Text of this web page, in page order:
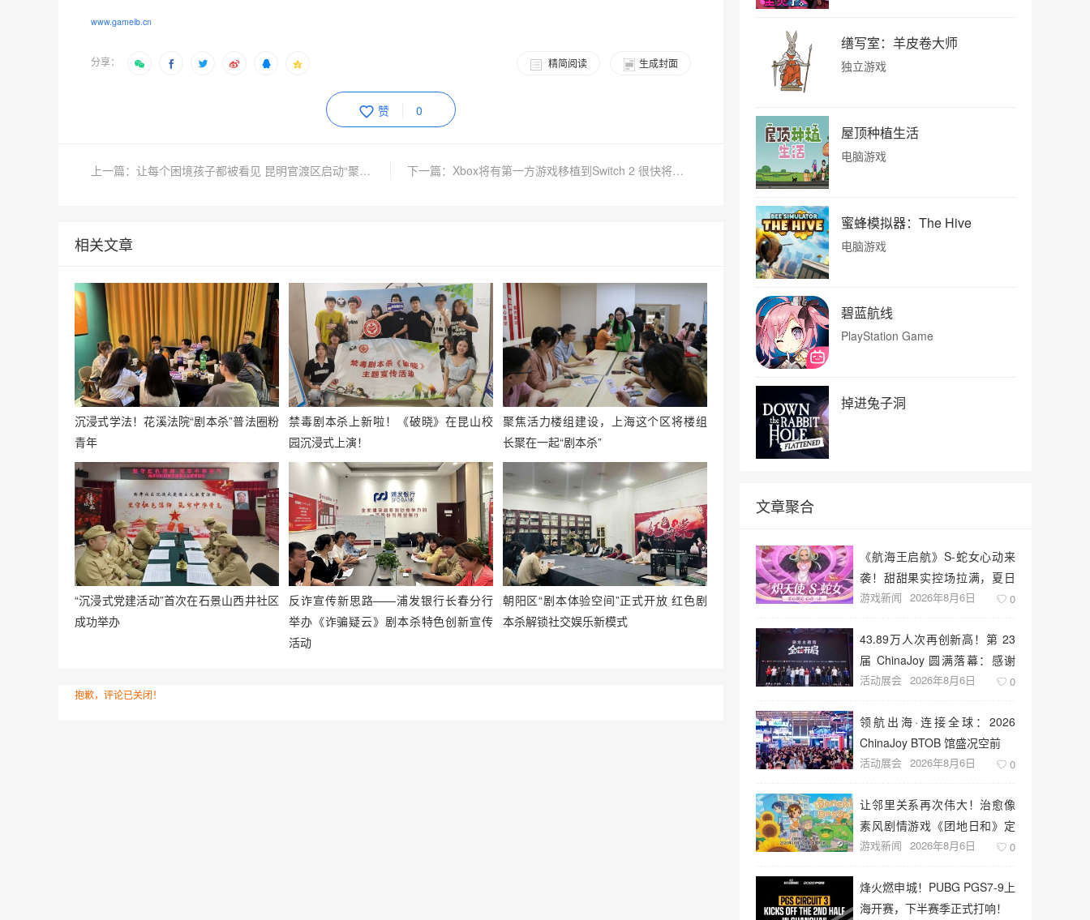
www.gameib.cn
分享： 生成封面
精简阅读
赞 0
上一篇：让每个困境孩子都被看见 昆明官渡区启动“聚光伙伴”赋能计划 下一篇：Xbox将有第一方游戏移植到Switch 2 很快将公布
相关文章
沉浸式学法！花溪法院“剧本杀”普法圈粉
青年
禁毒剧本杀上新啦！《破晓》在昆山校
园沉浸式上演！
聚焦活力楼组建设，上海这个区将楼组
长聚在一起“剧本杀”
“沉浸式党建活动”首次在石景山西井社区
成功举办
反诈宣传新思路——浦发银行长春分行
举办《诈骗疑云》剧本杀特色创新宣传
活动
朝阳区“剧本体验空间”正式开放 红色剧
本杀解锁社交娱乐新模式
抱歉，评论已关闭！
缮写室：羊皮卷大师
独立游戏
屋顶种植生活
电脑游戏
蜜蜂模拟器：The Hive
电脑游戏
碧蓝航线
PlayStation Game
掉进兔子洞
文章聚合
《航海王启航》S-蛇女心动来
袭！甜甜果实控场拉满，夏日
盛宴开启
游戏新闻 2026年8月6日 0
43.89万人次再创新高！第 23
届 ChinaJoy 圆满落幕：感谢
有你，共赴这场“与 AI 同游”的
活动展会 2026年8月6日 0
领航出海·连接全球：2026
ChinaJoy BTOB 馆盛况空前
活动展会 2026年8月6日 0
让邻里关系再次伟大！治愈像
素风剧情游戏《团地日和》定
档10月30日发售
游戏新闻 2026年8月6日 0
烽火燃申城！PUBG PGS7-9上
海开赛，下半赛季正式打响！